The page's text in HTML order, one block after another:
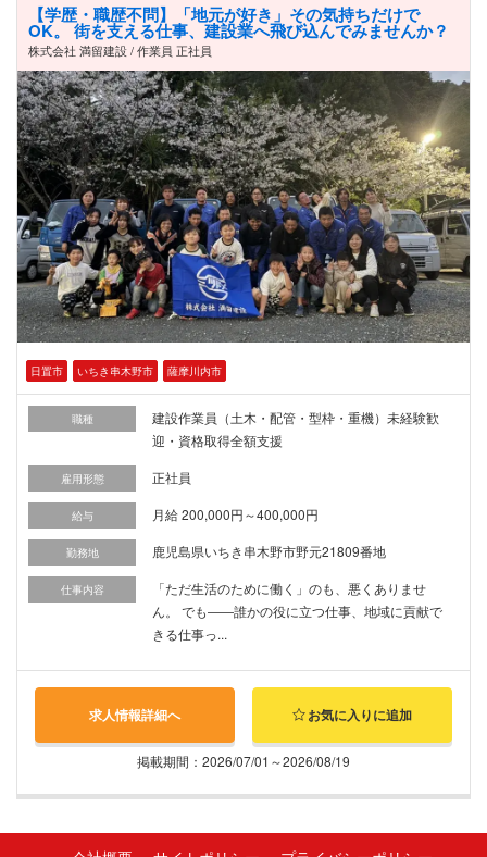
【学歴・職歴不問】「地元が好き」その気持ちだけで
OK。 街を支える仕事、建設業へ飛び込んでみませんか？
株式会社 満留建設 / 作業員 正社員
日置市 いちき串木野市 薩摩川内市
職種
建設作業員（土木・配管・型枠・重機）未経験歓
迎・資格取得全額支援
雇用形態 正社員
給与 月給 200,000円～400,000円
勤務地 鹿児島県いちき串木野市野元21809番地
仕事内容
「ただ生活のために働く」のも、悪くありませ
ん。 でも――誰かの役に立つ仕事、地域に貢献で
きる仕事っ...
求人情報詳細へ お気に入りに追加
掲載期間：2026/07/01～2026/08/19